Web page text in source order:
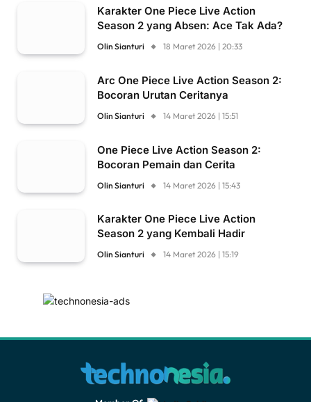
Karakter One Piece Live Action
Season 2 yang Absen: Ace Tak Ada?
Olin Sianturi 18 Maret 2026 | 20:33
Arc One Piece Live Action Season 2:
Bocoran Urutan Ceritanya
Olin Sianturi 14 Maret 2026 | 15:51
One Piece Live Action Season 2:
Bocoran Pemain dan Cerita
Olin Sianturi 14 Maret 2026 | 15:43
Karakter One Piece Live Action
Season 2 yang Kembali Hadir
Olin Sianturi 14 Maret 2026 | 15:19